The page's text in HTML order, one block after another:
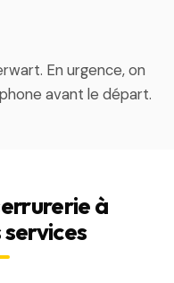
En urgence, on
avant le départ.
à